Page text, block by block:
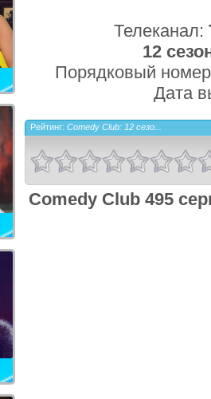
Телеканал:
12
Порядковый
Дата
Рейтинг: Comedy Club: 12 сезо...
Comedy Club 495